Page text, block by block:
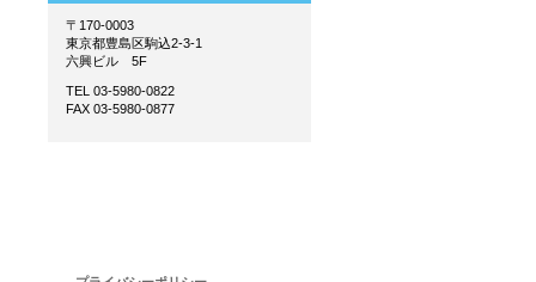
〒170-0003
東京都豊島区駒込2-3-1
六興ビル 5F
TEL 03-5980-0822
FAX 03-5980-0877